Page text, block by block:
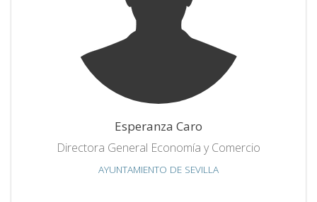
Esperanza Caro
Directora General Economía y Comercio
AYUNTAMIENTO DE SEVILLA